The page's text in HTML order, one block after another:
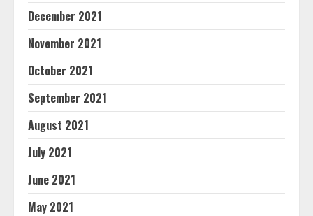
December 2021
November 2021
October 2021
September 2021
August 2021
July 2021
June 2021
May 2021